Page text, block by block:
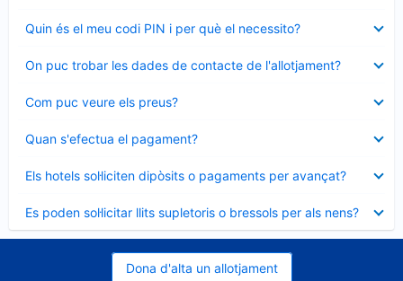
Quin és el meu codi PIN i per què el necessito?
tancat
On puc trobar les dades de contacte de l'allotjament?
tancat
Com puc veure els preus?
tancat
Quan s'efectua el pagament?
tancat
Els hotels sol·liciten dipòsits o pagaments per avançat?
tancat
Es poden sol·licitar llits supletoris o bressols per als nens?
tancat
Dona d'alta un allotjament